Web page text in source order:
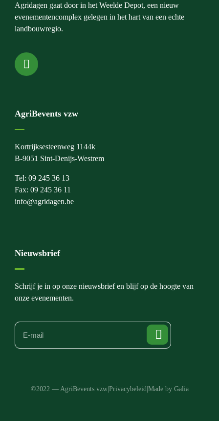
Agridagen gaat door in het Weelde Depot, een nieuw
evenementencomplex gelegen in het hart van een echte
landbouwregio.
AgriBevents vzw
Kortrijksesteenweg 1144k
B-9051 Sint-Denijs-Westrem
Tel: 09 245 36 13
Fax: 09 245 36 11
info@agridagen.be
Nieuwsbrief
Schrijf je in op onze nieuwsbrief en blijf op de hoogte van
onze evenementen.
©2022 — AgriBevents vzw|Privacybeleid|Made by Galia